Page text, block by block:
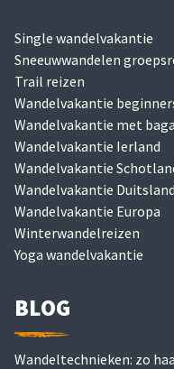
Single wandelvakantie
Sneeuwwandelen
Trail reizen
Wandelvakantie
Wandelvakantie met
Wandelvakantie Ierland
Wandelvakantie
Wandelvakantie Duitsland
Wandelvakantie Europa
Winterwandelreizen
Yoga wandelvakantie
BLOG
Wandeltechnieken: zo